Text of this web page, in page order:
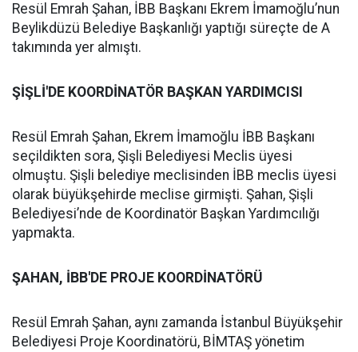
Resül Emrah Şahan, İBB Başkanı Ekrem İmamoğlu’nun
Beylikdüzü Belediye Başkanlığı yaptığı süreçte de A
takımında yer almıştı.
ŞİŞLİ'DE KOORDİNATÖR BAŞKAN YARDIMCISI
Resül Emrah Şahan, Ekrem İmamoğlu İBB Başkanı
seçildikten sora, Şişli Belediyesi Meclis üyesi
olmuştu. Şişli belediye meclisinden İBB meclis üyesi
olarak büyükşehirde meclise girmişti. Şahan, Şişli
Belediyesi’nde de Koordinatör Başkan Yardımcılığı
yapmakta.
ŞAHAN, İBB'DE PROJE KOORDİNATÖRÜ
Resül Emrah Şahan, aynı zamanda İstanbul Büyükşehir
Belediyesi Proje Koordinatörü, BİMTAŞ yönetim